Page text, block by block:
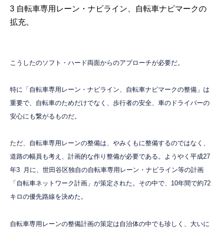
3 自転車専用レーン・ナビライン、自転車ナビマークの
拡充。
こうしたのソフト・ハード両面からのアプローチが必要だ。
特に「自転車専用レーン・ナビライン、自転車ナビマークの整備」は
重要で、自転車のためだけでなく、歩行者の安全、車のドライバーの
安心にも繋がるものだ。
ただ、自転車専用レーンの整備は、やみくもに整備するのではなく、
道路の幅員も考え、計画的な作り整備が必要である。ようやく平成27
年3 月に、世田谷区独自の自転車専用レーン・ナビライン等の計画
「自転車ネットワーク計画」が策定された。その中で、10年間で約72
キロの優先路線を決めた。
自転車専用レーンの整備計画の策定は自治体の中でも珍しく、大いに